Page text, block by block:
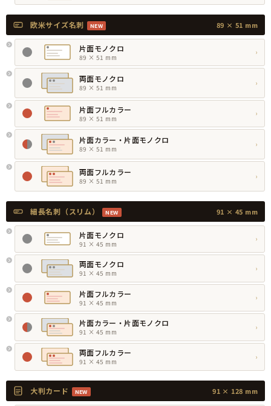
欧米サイズ名刺 NEW 89 × 51 mm
片面モノクロ
89 × 51 mm
›
両面モノクロ
89 × 51 mm
›
片面フルカラー
89 × 51 mm
›
片面カラー・片面モノクロ
89 × 51 mm
›
両面フルカラー
89 × 51 mm
›
細長名刺（スリム） NEW 91 × 45 mm
片面モノクロ
91 × 45 mm
›
両面モノクロ
91 × 45 mm
›
片面フルカラー
91 × 45 mm
›
片面カラー・片面モノクロ
91 × 45 mm
›
両面フルカラー
91 × 45 mm
›
大判カード NEW 91 × 128 mm